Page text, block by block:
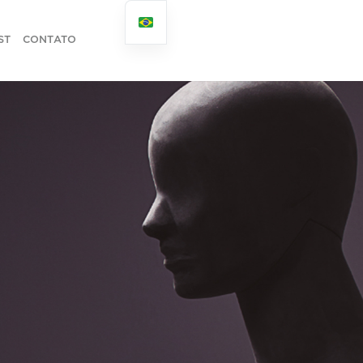
CONTATO